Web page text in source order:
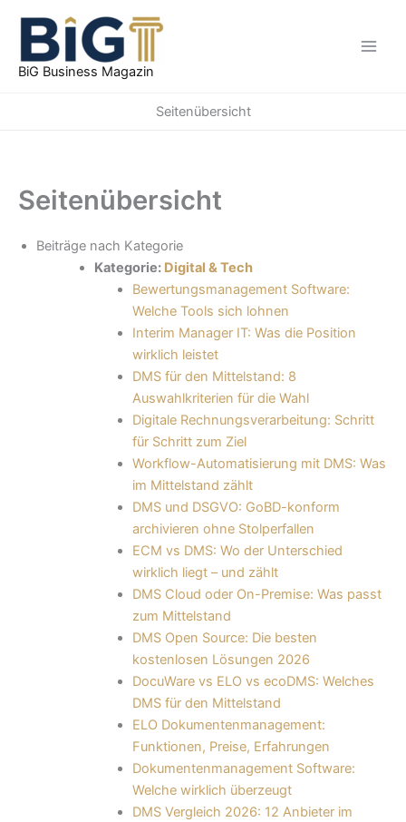
Inhalt
springen
BiG Business Magazin
Seitenübersicht
Seitenübersicht
Beiträge nach Kategorie
Kategorie: Digital & Tech
Bewertungsmanagement Software:
Welche Tools sich lohnen
Interim Manager IT: Was die Position
wirklich leistet
DMS für den Mittelstand: 8
Auswahlkriterien für die Wahl
Digitale Rechnungsverarbeitung: Schritt
für Schritt zum Ziel
Workflow-Automatisierung mit DMS: Was
im Mittelstand zählt
DMS und DSGVO: GoBD-konform
archivieren ohne Stolperfallen
ECM vs DMS: Wo der Unterschied
wirklich liegt – und zählt
DMS Cloud oder On-Premise: Was passt
zum Mittelstand
DMS Open Source: Die besten
kostenlosen Lösungen 2026
DocuWare vs ELO vs ecoDMS: Welches
DMS für den Mittelstand
ELO Dokumentenmanagement:
Funktionen, Preise, Erfahrungen
Dokumentenmanagement Software:
Welche wirklich überzeugt
DMS Vergleich 2026: 12 Anbieter im